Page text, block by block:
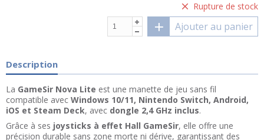
Rupture de stock
Ajouter au panier
Description
La GameSir Nova Lite est une manette de jeu sans fil
compatible avec Windows 10/11, Nintendo Switch, Android,
iOS et Steam Deck, avec dongle 2,4 GHz inclus.
Grâce à ses joysticks à effet Hall GameSir, elle offre une
précision durable sans zone morte ni dérive, garantissant des